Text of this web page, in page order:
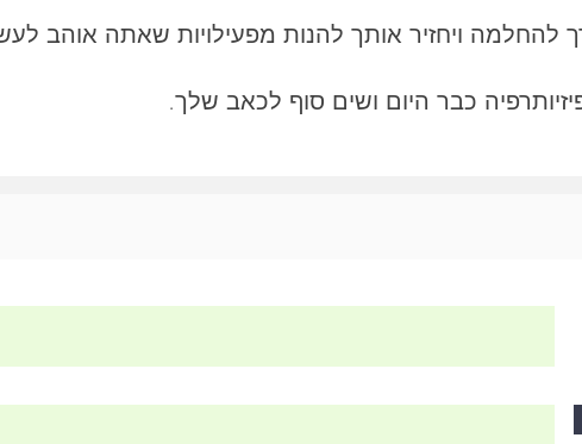
להחלמה ויחזיר אותך להנות מפעילויות שאתה אוהב
כבר היום ושים סוף לכאב שלך.